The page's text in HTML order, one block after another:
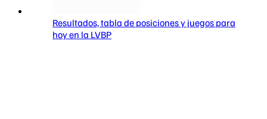
Resultados, tabla de posiciones y juegos para
hoy en la LVBP